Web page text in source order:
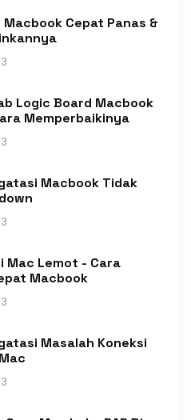
Cepat Panas &
Logic Board Macbook
Memperbaikinya
Macbook Tidak
Mac Lemot - Cara
Macbook
Masalah Koneksi